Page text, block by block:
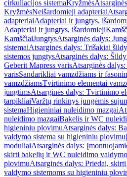
cirkuliacijos sistemaKryžmės
KryžmėsNeišardomieji adapteriai
adapteriaiAdapteriai ir jungtys,
Adapteriai ir jungtys, išardomieji
KamščiaiJungtysAtsarginės dalys:
sistemaiAtsarginės dalys: Trišakiai
sistemos jungtysAtsarginės dalys:
Geberit Mapress varisAtsarginės
varisSandarikliai vamzdžiams ir
vamzdžiamsTvirtinimo elementai
jungtimsAtsarginės dalys: Tvirtinimo
tarpikliaiVaržtų rinkinys jungėmis
sistemaHigieniniai nuleidimo mazgai
nuleidimo mazgaiBakelis ir WC
higieniniu plovimuAtsarginės dalys:
valdymo sistema su higieniniu plovimu
moduliaiAtsarginės dalys:
skirti bakelių ir WC nuleidimo
plovimuAtsarginės dalys: Priedai,
valdymo sistemoms su higieniniu